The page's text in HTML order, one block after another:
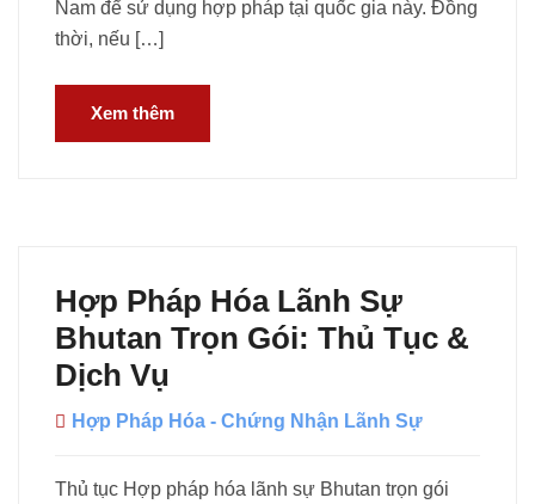
Nam để sử dụng hợp pháp tại quốc gia này. Đồng
thời, nếu […]
Xem thêm
Hợp Pháp Hóa Lãnh Sự
Bhutan Trọn Gói: Thủ Tục &
Dịch Vụ
Hợp Pháp Hóa - Chứng Nhận Lãnh Sự
Thủ tục Hợp pháp hóa lãnh sự Bhutan trọn gói